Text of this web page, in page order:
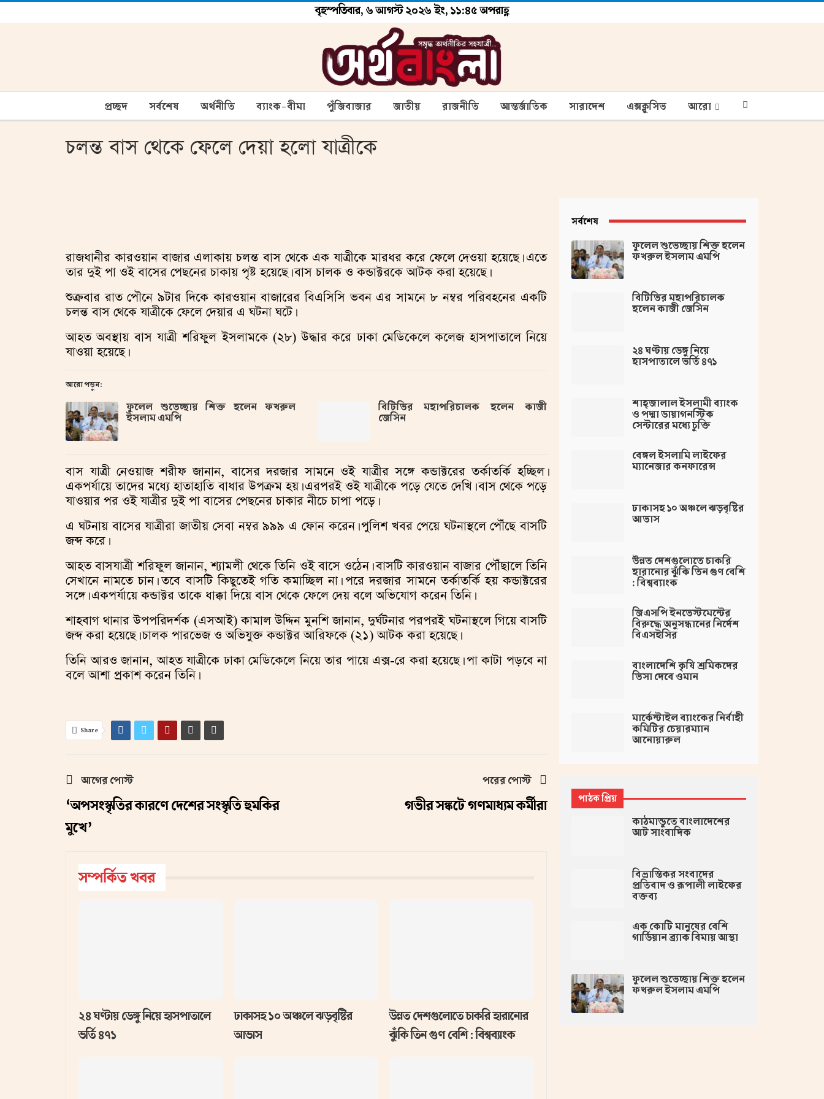
বৃহস্পতিবার, ৬ আগস্ট ২০২৬ ইং, ১১:৪৫ অপরাহ্ণ
প্রচ্ছদ সর্বশেষ অর্থনীতি ব্যাংক-বীমা পুঁজিবাজার জাতীয় রাজনীতি আন্তর্জাতিক সারাদেশ এক্সক্লুসিভ আরো
চলন্ত বাস থেকে ফেলে দেয়া হলো যাত্রীকে
রাজধানীর কারওয়ান বাজার এলাকায় চলন্ত বাস থেকে এক যাত্রীকে মারধর করে ফেলে দেওয়া হয়েছে। এতে
তার দুই পা ওই বাসের পেছনের চাকায় পৃষ্ট হয়েছে। বাস চালক ও কন্ডাক্টরকে আটক করা হয়েছে।
শুক্রবার রাত পৌনে ৯টার দিকে কারওয়ান বাজারের বিএসিসি ভবন এর সামনে ৮ নম্বর পরিবহনের একটি
চলন্ত বাস থেকে যাত্রীকে ফেলে দেয়ার এ ঘটনা ঘটে।
আহত অবস্থায় বাস যাত্রী শরিফুল ইসলামকে (২৮) উদ্ধার করে ঢাকা মেডিকেলে কলেজ হাসপাতালে নিয়ে
যাওয়া হয়েছে।
আরো পড়ুন:
ফুলেল শুভেচ্ছায় শিক্ত হলেন ফখরুল
ইসলাম এমপি
বিটিভির মহাপরিচালক হলেন কাজী
জেসিন
বাস যাত্রী নেওয়াজ শরীফ জানান, বাসের দরজার সামনে ওই যাত্রীর সঙ্গে কন্ডাক্টরের তর্কাতর্কি হচ্ছিল।
একপর্যায়ে তাদের মধ্যে হাতাহাতি বাধার উপক্রম হয়। এরপরই ওই যাত্রীকে পড়ে যেতে দেখি। বাস থেকে পড়ে
যাওয়ার পর ওই যাত্রীর দুই পা বাসের পেছনের চাকার নীচে চাপা পড়ে।
এ ঘটনায় বাসের যাত্রীরা জাতীয় সেবা নম্বর ৯৯৯ এ ফোন করেন। পুলিশ খবর পেয়ে ঘটনাস্থলে পৌঁছে বাসটি
জব্দ করে।
আহত বাসযাত্রী শরিফুল জানান, শ্যামলী থেকে তিনি ওই বাসে ওঠেন। বাসটি কারওয়ান বাজার পৌঁছালে তিনি
সেখানে নামতে চান। তবে বাসটি কিছুতেই গতি কমাচ্ছিল না। পরে দরজার সামনে তর্কাতর্কি হয় কন্ডাক্টরের
সঙ্গে। একপর্যায়ে কন্ডাক্টর তাকে ধাক্কা দিয়ে বাস থেকে ফেলে দেয় বলে অভিযোগ করেন তিনি।
শাহবাগ থানার উপপরিদর্শক (এসআই) কামাল উদ্দিন মুনশি জানান, দুর্ঘটনার পরপরই ঘটনাস্থলে গিয়ে বাসটি
জব্দ করা হয়েছে। চালক পারভেজ ও অভিযুক্ত কন্ডাক্টর আরিফকে (২১) আটক করা হয়েছে।
তিনি আরও জানান, আহত যাত্রীকে ঢাকা মেডিকেলে নিয়ে তার পায়ে এক্স-রে করা হয়েছে। পা কাটা পড়বে না
বলে আশা প্রকাশ করেন তিনি।
Share
আগের পোস্ট
‘অপসংস্কৃতির কারণে দেশের সংস্কৃতি হুমকির
মুখে’
পরের পোস্ট
গভীর সঙ্কটে গণমাধ্যম কর্মীরা
সম্পর্কিত খবর
২৪ ঘণ্টায় ডেঙ্গু নিয়ে হাসপাতালে
ভর্তি ৪৭১
ঢাকাসহ ১০ অঞ্চলে ঝড়বৃষ্টির
আভাস
উন্নত দেশগুলোতে চাকরি হারানোর
ঝুঁকি তিন গুণ বেশি : বিশ্বব্যাংক
সর্বশেষ
ফুলেল শুভেচ্ছায় শিক্ত হলেন
ফখরুল ইসলাম এমপি
বিটিভির মহাপরিচালক
হলেন কাজী জেসিন
২৪ ঘণ্টায় ডেঙ্গু নিয়ে
হাসপাতালে ভর্তি ৪৭১
শাহ্জালাল ইসলামী ব্যাংক
ও পদ্মা ডায়াগনস্টিক
সেন্টারের মধ্যে চুক্তি
বেঙ্গল ইসলামি লাইফের
ম্যানেজার কনফারেন্স
ঢাকাসহ ১০ অঞ্চলে ঝড়বৃষ্টির
আভাস
উন্নত দেশগুলোতে চাকরি
হারানোর ঝুঁকি তিন গুণ বেশি
: বিশ্বব্যাংক
জিএসপি ইনভেস্টমেন্টের
বিরুদ্ধে অনুসন্ধানের নির্দেশ
বিএসইসির
বাংলাদেশি কৃষি শ্রমিকদের
ভিসা দেবে ওমান
মার্কেন্টাইল ব্যাংকের নির্বাহী
কমিটির চেয়ারম্যান
আনোয়ারুল
পাঠক প্রিয়
কাঠমান্ডুতে বাংলাদেশের
আট সাংবাদিক
বিভ্রান্তিকর সংবাদের
প্রতিবাদ ও রূপালী লাইফের
বক্তব্য
এক কোটি মানুষের বেশি
গার্ডিয়ান ব্র্যাক বিমায় আস্থা
ফুলেল শুভেচ্ছায় শিক্ত হলেন
ফখরুল ইসলাম এমপি